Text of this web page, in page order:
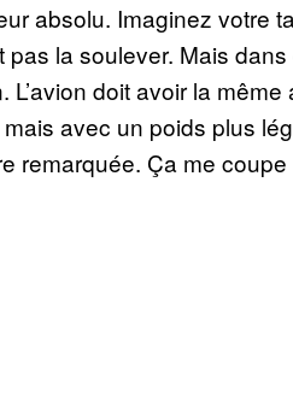
absolu. Imaginez votre
la soulever. Mais
doit avoir la même
avec un poids plus
remarquée. Ça me coupe